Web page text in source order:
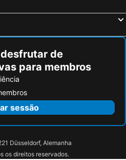
de
para membros
sessão
Düsseldorf, Alemanha
os direitos reservados.